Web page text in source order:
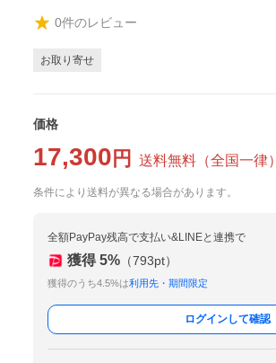
0件のレビュー
お取り寄せ
価格
17,300 円 送料無料 （全国一律）
条件により送料が異なる場合があります。
全額PayPay残高で支払い&LINEと連携で
獲得 5% （793pt）
獲得のうち4.5%は利用先・期間限定
ログインして確認